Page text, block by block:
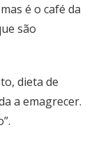
é o café da
são
dieta de
a emagrecer.